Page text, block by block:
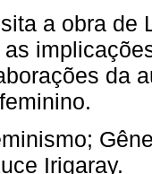
a obra de
da
Irigaray.